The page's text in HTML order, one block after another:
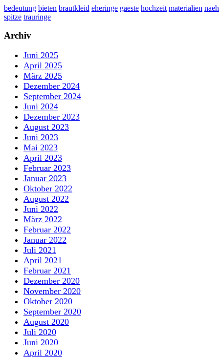
bedeutung bieten brautkleid eheringe gaeste hochzeit materialien
spitze trauringe
Archiv
Juni 2025
April 2025
März 2025
Dezember 2024
September 2024
Juni 2024
Dezember 2023
August 2023
Juni 2023
Mai 2023
April 2023
Februar 2023
Januar 2023
Oktober 2022
August 2022
Juni 2022
März 2022
Februar 2022
Januar 2022
Juli 2021
April 2021
Februar 2021
Dezember 2020
November 2020
Oktober 2020
September 2020
August 2020
Juli 2020
Juni 2020
April 2020